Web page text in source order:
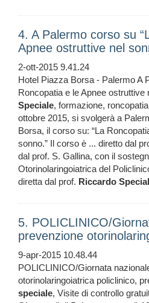
4. A Palermo corso su
Apnee ostruttive nel
2-ott-2015 9.41.24
Hotel Piazza Borsa - Palermo A
Roncopatia e le Apnee ostruttive
Speciale, formazione,
ottobre 2015, si svolgerà a
Borsa, il corso su: “La
sonno.” Il corso è ... diretto dal
dal prof. S. Gallina, con il
Otorinolaringoiatrica del
diretta dal prof. Riccardo
5. POLICLINICO/
prevenzione
9-apr-2015 10.48.44
POLICLINICO/Giornata
otorinolaringoiatrica policlinico,
speciale, Visite di controllo